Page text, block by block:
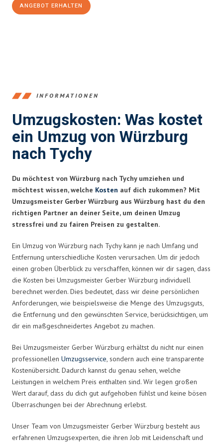
ANGEBOT ERHALTEN
INFORMATIONEN
Umzugskosten: Was kostet
ein Umzug von Würzburg
nach Tychy
Du möchtest von Würzburg nach Tychy umziehen und
möchtest wissen, welche Kosten auf dich zukommen? Mit
Umzugsmeister Gerber Würzburg aus Würzburg hast du den
richtigen Partner an deiner Seite, um deinen Umzug
stressfrei und zu fairen Preisen zu gestalten.
Ein Umzug von Würzburg nach Tychy kann je nach Umfang und
Entfernung unterschiedliche Kosten verursachen. Um dir jedoch
einen groben Überblick zu verschaffen, können wir dir sagen, dass
die Kosten bei Umzugsmeister Gerber Würzburg individuell
berechnet werden. Dies bedeutet, dass wir deine persönlichen
Anforderungen, wie beispielsweise die Menge des Umzugsguts,
die Entfernung und den gewünschten Service, berücksichtigen, um
dir ein maßgeschneidertes Angebot zu machen.
Bei Umzugsmeister Gerber Würzburg erhältst du nicht nur einen
professionellen Umzugsservice, sondern auch eine transparente
Kostenübersicht. Dadurch kannst du genau sehen, welche
Leistungen in welchem Preis enthalten sind. Wir legen großen
Wert darauf, dass du dich gut aufgehoben fühlst und keine bösen
Überraschungen bei der Abrechnung erlebst.
Unser Team von Umzugsmeister Gerber Würzburg besteht aus
erfahrenen Umzugsexperten, die ihren Job mit Leidenschaft und